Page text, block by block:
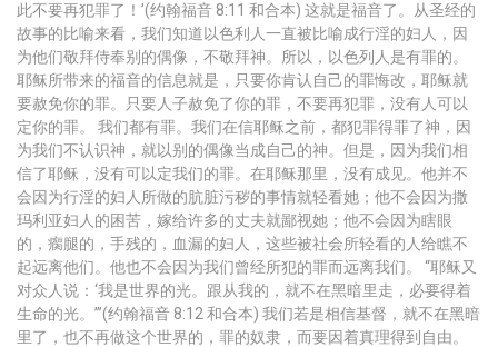
此不要再犯罪了！’(约翰福音 8:11 和合本) 这就是福音了。从圣经的
故事的比喻来看，我们知道以色利人一直被比喻成行淫的妇人，因
为他们敬拜侍奉别的偶像，不敬拜神。所以，以色列人是有罪的。
耶稣所带来的福音的信息就是，只要你肯认自己的罪悔改，耶稣就
要赦免你的罪。只要人子赦免了你的罪，不要再犯罪，没有人可以
定你的罪。 我们都有罪。我们在信耶稣之前，都犯罪得罪了神，因
为我们不认识神，就以别的偶像当成自己的神。但是，因为我们相
信了耶稣，没有可以定我们的罪。在耶稣那里，没有成见。他并不
会因为行淫的妇人所做的肮脏污秽的事情就轻看她；他不会因为撒
玛利亚妇人的困苦，嫁给许多的丈夫就鄙视她；他不会因为瞎眼
的，瘸腿的，手残的，血漏的妇人，这些被社会所轻看的人给瞧不
起远离他们。他也不会因为我们曾经所犯的罪而远离我们。 “耶稣又
对众人说：‘我是世界的光。跟从我的，就不在黑暗里走，必要得着
生命的光。’”(约翰福音 8:12 和合本) 我们若是相信基督，就不在黑暗
里了，也不再做这个世界的，罪的奴隶，而要因着真理得到自由。